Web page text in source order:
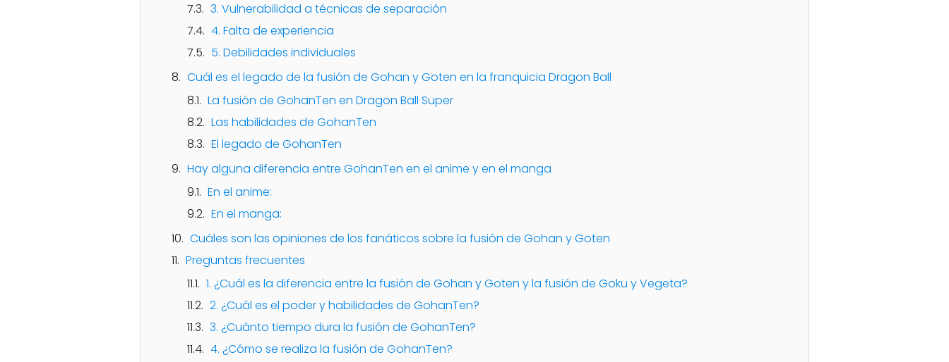
3. Vulnerabilidad a técnicas de separación
4. Falta de experiencia
5. Debilidades individuales
Cuál es el legado de la fusión de Gohan y Goten en la franquicia Dragon Ball
La fusión de GohanTen en Dragon Ball Super
Las habilidades de GohanTen
El legado de GohanTen
Hay alguna diferencia entre GohanTen en el anime y en el manga
En el anime:
En el manga:
Cuáles son las opiniones de los fanáticos sobre la fusión de Gohan y Goten
Preguntas frecuentes
1. ¿Cuál es la diferencia entre la fusión de Gohan y Goten y la fusión de Goku y Vegeta?
2. ¿Cuál es el poder y habilidades de GohanTen?
3. ¿Cuánto tiempo dura la fusión de GohanTen?
4. ¿Cómo se realiza la fusión de GohanTen?